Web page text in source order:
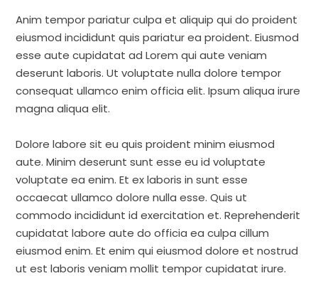
Anim tempor pariatur culpa et aliquip qui do proident
eiusmod incididunt quis pariatur ea proident. Eiusmod
esse aute cupidatat ad Lorem qui aute veniam
deserunt laboris. Ut voluptate nulla dolore tempor
consequat ullamco enim officia elit. Ipsum aliqua irure
magna aliqua elit.
Dolore labore sit eu quis proident minim eiusmod
aute. Minim deserunt sunt esse eu id voluptate
voluptate ea enim. Et ex laboris in sunt esse
occaecat ullamco dolore nulla esse. Quis ut
commodo incididunt id exercitation et. Reprehenderit
cupidatat labore aute do officia ea culpa cillum
eiusmod enim. Et enim qui eiusmod dolore et nostrud
ut est laboris veniam mollit tempor cupidatat irure.